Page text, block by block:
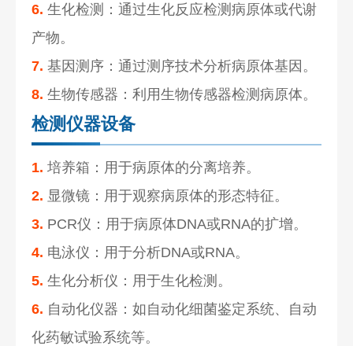
6. 生化检测：通过生化反应检测病原体或代谢
产物。
7. 基因测序：通过测序技术分析病原体基因。
8. 生物传感器：利用生物传感器检测病原体。
检测仪器设备
1. 培养箱：用于病原体的分离培养。
2. 显微镜：用于观察病原体的形态特征。
3. PCR仪：用于病原体DNA或RNA的扩增。
4. 电泳仪：用于分析DNA或RNA。
5. 生化分析仪：用于生化检测。
6. 自动化仪器：如自动化细菌鉴定系统、自动
化药敏试验系统等。